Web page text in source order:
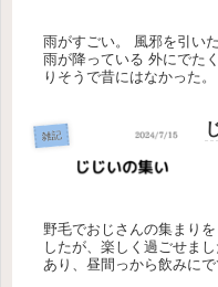
雨がすごい。 風邪を引い
雨が降っている 外にでた
りそうで昔にはなかった
雑記
野毛でおじさんの集まり
したが、楽しく過ごせま
あり、昼間っから飲みに